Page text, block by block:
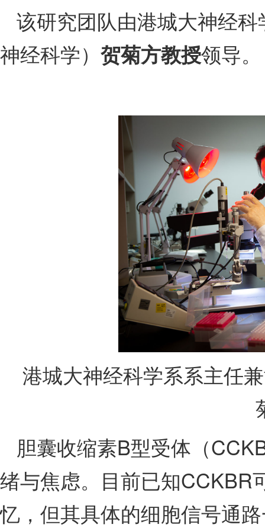
该研究团队由港城大神经
神经科学） 贺菊方教授领导。
港城大神经科学系系主任
胆囊收缩素B型受体（
绪与焦虑。目前已知CCKBR
忆，但其具体的细胞信号通